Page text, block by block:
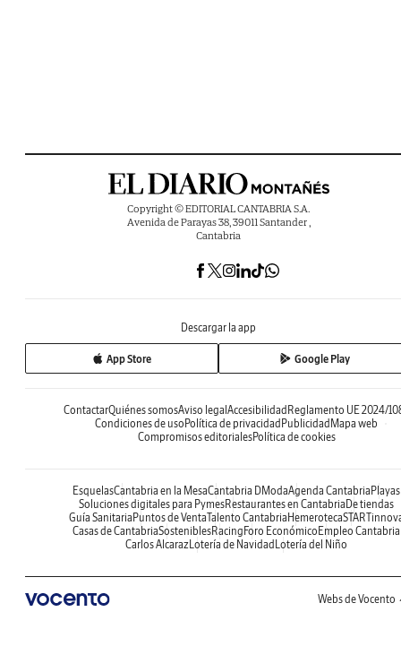
Copyright © EDITORIAL CANTABRIA S.A.
Avenida de Parayas 38, 39011 Santander ,
Cantabria
Descargar la app
App Store Google Play
ContactarQuiénes somosAviso legal Accesibilidad Reglamento UE 2024/
Condiciones de uso Política de privacidad Publicidad Mapa web
Compromisos editorialesPolítica de cookies
EsquelasCantabria en la MesaCantabria DModaAgenda Cantabria Playas
Soluciones digitales para PymesRestaurantes en Cantabria De tiendas
Guía Sanitaria Puntos de VentaTalento Cantabria Hemeroteca
Casas de CantabriaSosteniblesRacing Foro Económico Empleo Cantabria
Carlos AlcarazLotería de Navidad Lotería del Niño
Webs de Vocento